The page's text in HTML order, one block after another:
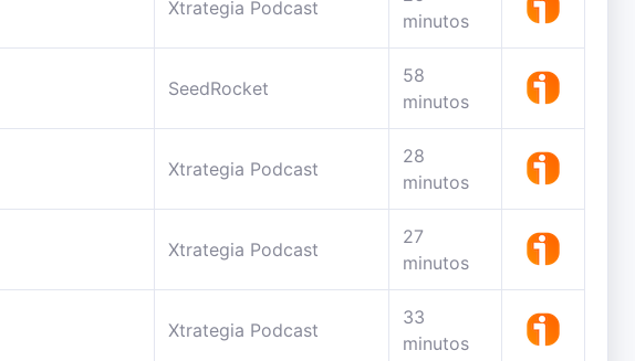
Xtrategia Podcast
minutos
SeedRocket
58
minutos
Xtrategia Podcast
28
minutos
Xtrategia Podcast
27
minutos
Xtrategia Podcast
33
minutos